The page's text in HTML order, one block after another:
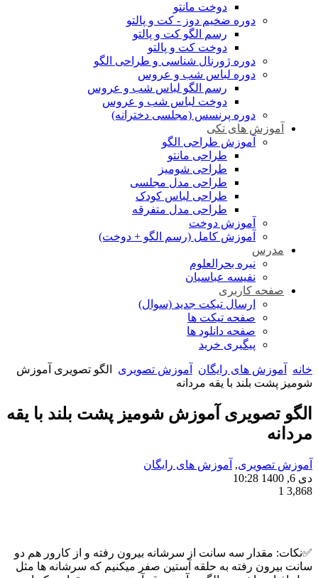
دوخت مانتو
دوره ضخیم دوز - کت و پالتو
رسم الگو کت و پالتو
دوخت کت و پالتو
دوره ژورنال شناسی و طراحی الگو
دوره لباس شب و عروس
رسم الگو لباس شب و عروس
دوخت لباس شب و عروس
دوره پرنسس (مجلسی دخترانه)
آموزش های تکی
آموزش طراحی الگو
طراحی مانتو
طراحی شومیز
طراحی مدل مجلسی
طراحی لباس کودک
طراحی مدل متفرقه
آموزش دوخت
آموزش کامل (رسم الگو + دوخت)
مدرس
نیره بحرالعلوم
نفیسه عباسیان
صفحه کاربری
ارسال تیکت جدید (سوال)
صفحه تیکت ها
صفحه دانلود ها
پیگیری خرید
خانه آموزش های رایگان آموزش تصویری
الگو تصویری آموزش
شوميز پشت بلند با یقه مردانه
الگو تصویری آموزش شوميز پشت بلند با یقه
مردانه
آموزش تصویری, آموزش های رایگان
دی 6, 1400 10:28
3,868
1
✅نکات: مقدار سه سانت از سرشانه بیرون رفته و از کارور هم دو
سانت بيرون رفته به حلقه آستين صفر میکنیم که سرشانه ها مثل